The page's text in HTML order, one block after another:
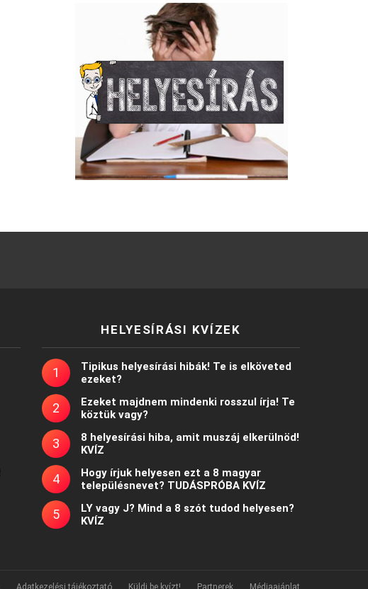
HELYESÍRÁSI KVÍZEK
Tipikus helyesírási hibák! Te is elköveted
ezeket?
Ezeket majdnem mindenki rosszul írja! Te
köztük vagy?
8 helyesírási hiba, amit muszáj elkerülnöd!
KVÍZ
Hogy írjuk helyesen ezt a 8 magyar
településnevet? TUDÁSPRÓBA KVÍZ
LY vagy J? Mind a 8 szót tudod helyesen?
KVÍZ
Adatkezelési tájékoztató Küldj be kvízt! Partnerek Médiaajánlat